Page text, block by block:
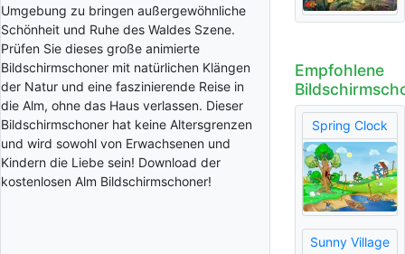
Umgebung zu bringen außergewöhnliche
Schönheit und Ruhe des Waldes Szene.
Prüfen Sie dieses große animierte
Bildschirmschoner mit natürlichen Klängen
der Natur und eine faszinierende Reise in
die Alm, ohne das Haus verlassen. Dieser
Bildschirmschoner hat keine Altersgrenzen
und wird sowohl von Erwachsenen und
Kindern die Liebe sein! Download der
kostenlosen Alm Bildschirmschoner!
Empfohlene
Spring Clock
Sunny Village